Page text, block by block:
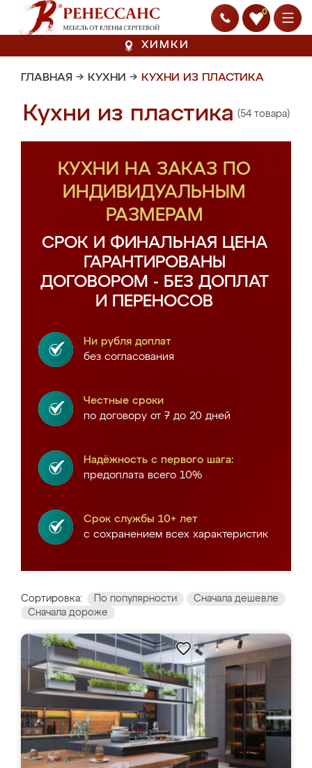
0
ХИМКИ
ГЛАВНАЯ → КУХНИ → КУХНИ ИЗ ПЛАСТИКА
Кухни из пластика (54 товара)
КУХНИ НА ЗАКАЗ ПО
ИНДИВИДУАЛЬНЫМ
РАЗМЕРАМ
СРОК И ФИНАЛЬНАЯ ЦЕНА
ГАРАНТИРОВАНЫ
ДОГОВОРОМ - БЕЗ ДОПЛАТ
И ПЕРЕНОСОВ
Ни рубля доплат
без согласования
Честные сроки
по договору от 7 до 20 дней
Надёжность с первого шага:
предоплата всего 10%
Срок службы 10+ лет
с сохранением всех характеристик
Сортировка: По популярности
Сначала дешевле
Сначала дороже